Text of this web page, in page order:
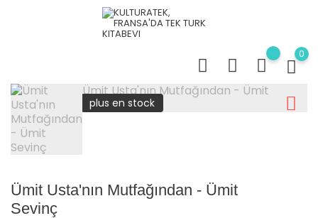
0
plus en stock
Ümit Usta'nın Mutfağından - Ümit
Sevinç